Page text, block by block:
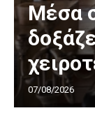
Μέσα
07/08/2026